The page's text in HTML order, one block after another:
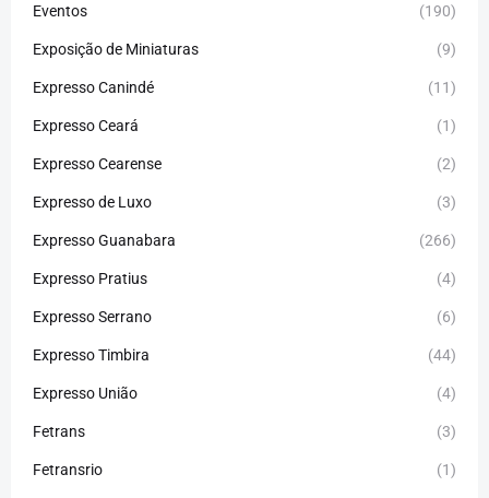
Eventos (190)
Exposição de Miniaturas (9)
Expresso Canindé (11)
Expresso Ceará (1)
Expresso Cearense (2)
Expresso de Luxo (3)
Expresso Guanabara (266)
Expresso Pratius (4)
Expresso Serrano (6)
Expresso Timbira (44)
Expresso União (4)
Fetrans (3)
Fetransrio (1)